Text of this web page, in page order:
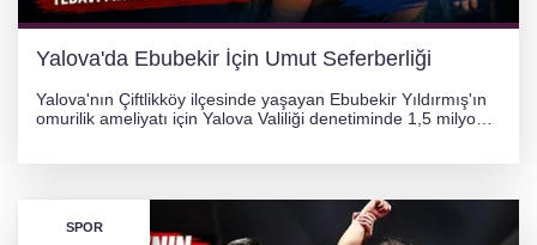
Yalova'da Ebubekir İçin Umut Seferberliği
Yalova'nın Çiftlikköy ilçesinde yaşayan Ebubekir Yıldırmış'ın
omurilik ameliyatı için Yalova Valiliği denetiminde 1,5 milyon
SPOR